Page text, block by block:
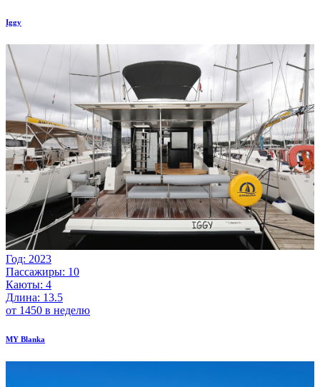
Iggy
Год: 2023
Пассажиры: 10
Каюты: 4
Длина: 13.5
от 1450 в неделю
MY Blanka